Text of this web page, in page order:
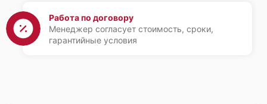
Работа по договору
Менеджер согласует стоимость, сроки,
гарантийные условия